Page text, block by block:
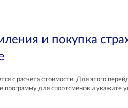
и покупка
с расчета стоимости. Для этого
программу для спортсменов и укажите